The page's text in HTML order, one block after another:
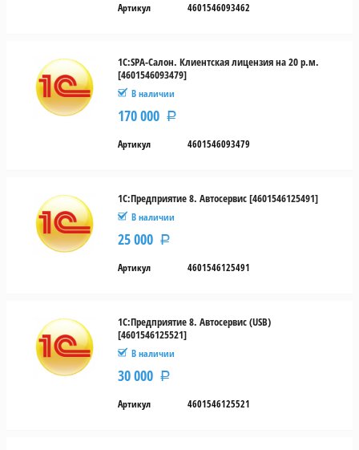
Артикул 4601546093462
1С:SPA-Салон. Клиентская лицензия на 20 р.м.
[4601546093479]
В наличии
170 000 Р
Артикул 4601546093479
1С:Предприятие 8. Автосервис [4601546125491]
В наличии
25 000 Р
Артикул 4601546125491
1С:Предприятие 8. Автосервис (USB)
[4601546125521]
В наличии
30 000 Р
Артикул 4601546125521